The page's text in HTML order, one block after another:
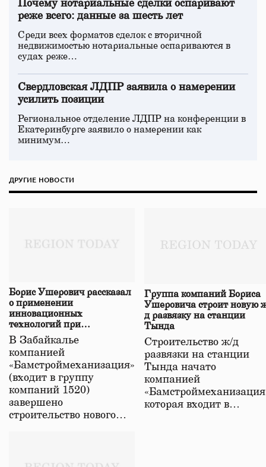
Почему нотариальные сделки оспаривают
реже всего: данные за шесть лет
Среди всех форматов сделок с вторичной
недвижимостью нотариальные оспариваются в
судах реже…
Свердловская ЛДПР заявила о намерении
усилить позиции
Региональное отделение ЛДПР на конференции в
Екатеринбурге заявило о намерении как
минимум…
ДРУГИЕ НОВОСТИ
Борис Ушерович рассказал
о применении
инновационных
технологий при
строительстве нового моста
в Забайкалье
В Забайкалье
компанией
«Бамстроймеханизация»
(входит в группу
компаний 1520)
завершено
строительство нового…
Группа компаний Бориса
Ушеровича строит новую
д развязку на станции
Тында
Строительство ж/д
развязки на станции
Тында начато
компанией
которая входит в…